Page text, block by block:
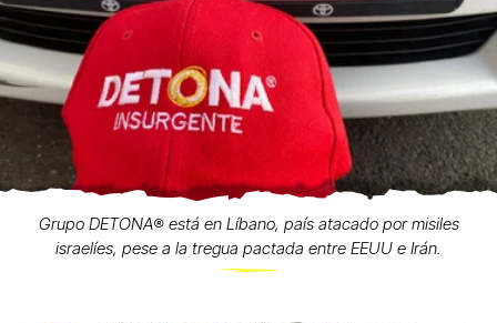
Grupo DETONA®️ está en Líbano, país atacado por misiles
israelíes, pese a la tregua pactada entre EEUU e Irán.